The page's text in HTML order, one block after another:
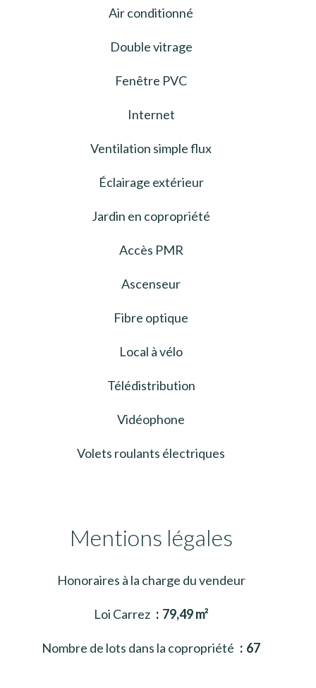
Air conditionné
Double vitrage
Fenêtre PVC
Internet
Ventilation simple flux
Éclairage extérieur
Jardin en copropriété
Accès PMR
Ascenseur
Fibre optique
Local à vélo
Télédistribution
Vidéophone
Volets roulants électriques
Mentions légales
Honoraires à la charge du vendeur
Loi Carrez 79,49 m²
Nombre de lots dans la copropriété 67